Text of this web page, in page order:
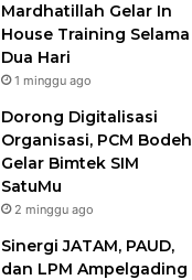
Mardhatillah Gelar In
House Training Selama
Dua Hari
1 minggu ago
Dorong Digitalisasi
Organisasi, PCM Bodeh
Gelar Bimtek SIM
SatuMu​
2 minggu ago
Sinergi JATAM, PAUD,
dan LPM Ampelgading